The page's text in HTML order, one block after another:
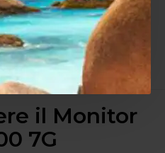
× P):230 × 1050 × 332 mm
(L × A × P):319 × 1095 ×
il Monitor
7G